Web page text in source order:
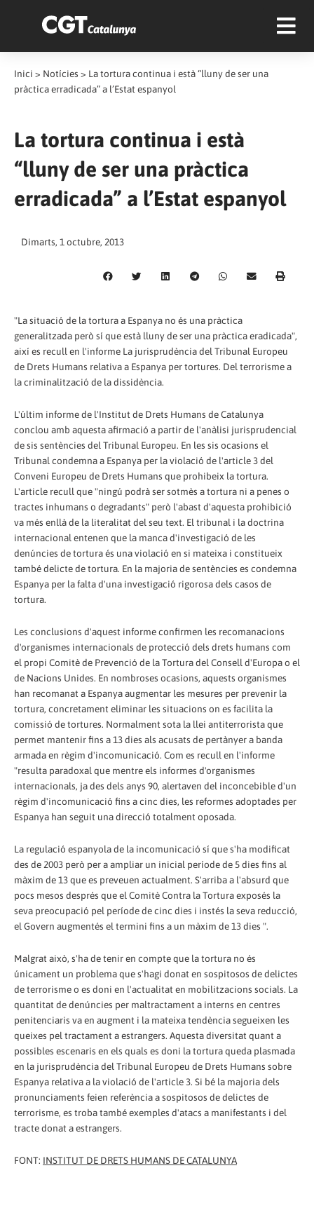
Inici > Notícies > La tortura continua i està “lluny de ser una
pràctica erradicada” a l’Estat espanyol
La tortura continua i està
“lluny de ser una pràctica
erradicada” a l’Estat espanyol
Dimarts, 1 octubre, 2013
"La situació de la tortura a Espanya no és una pràctica
generalitzada però sí que està lluny de ser una pràctica eradicada",
així es recull en l'informe La jurisprudència del Tribunal Europeu
de Drets Humans relativa a Espanya per tortures. Del terrorisme a
la criminalització de la dissidència.
L'últim informe de l'Institut de Drets Humans de Catalunya
conclou amb aquesta afirmació a partir de l'anàlisi jurisprudencial
de sis sentències del Tribunal Europeu. En les sis ocasions el
Tribunal condemna a Espanya per la violació de l'article 3 del
Conveni Europeu de Drets Humans que prohibeix la tortura.
L'article recull que "ningú podrà ser sotmès a tortura ni a penes o
tractes inhumans o degradants" però l'abast d'aquesta prohibició
va més enllà de la literalitat del seu text. El tribunal i la doctrina
internacional entenen que la manca d'investigació de les
denúncies de tortura és una violació en si mateixa i constitueix
també delicte de tortura. En la majoria de sentències es condemna
Espanya per la falta d'una investigació rigorosa dels casos de
tortura.
Les conclusions d'aquest informe confirmen les recomanacions
d'organismes internacionals de protecció dels drets humans com
el propi Comitè de Prevenció de la Tortura del Consell d'Europa o el
de Nacions Unides. En nombroses ocasions, aquests organismes
han recomanat a Espanya augmentar les mesures per prevenir la
tortura, concretament eliminar les situacions on es facilita la
comissió de tortures. Normalment sota la llei antiterrorista que
permet mantenir fins a 13 dies als acusats de pertànyer a banda
armada en règim d'incomunicació. Com es recull en l'informe
"resulta paradoxal que mentre els informes d'organismes
internacionals, ja des dels anys 90, alertaven del inconcebible d'un
règim d'incomunicació fins a cinc dies, les reformes adoptades per
Espanya han seguit una direcció totalment oposada.
La regulació espanyola de la incomunicació sí que s'ha modificat
des de 2003 però per a ampliar un inicial període de 5 dies fins al
màxim de 13 que es preveuen actualment. S'arriba a l'absurd que
pocs mesos després que el Comitè Contra la Tortura exposés la
seva preocupació pel període de cinc dies i instés la seva reducció,
el Govern augmentés el termini fins a un màxim de 13 dies ".
Malgrat això, s'ha de tenir en compte que la tortura no és
únicament un problema que s'hagi donat en sospitosos de delictes
de terrorisme o es doni en l'actualitat en mobilitzacions socials. La
quantitat de denúncies per maltractament a interns en centres
penitenciaris va en augment i la mateixa tendència segueixen les
queixes pel tractament a estrangers. Aquesta diversitat quant a
possibles escenaris en els quals es doni la tortura queda plasmada
en la jurisprudència del Tribunal Europeu de Drets Humans sobre
Espanya relativa a la violació de l'article 3. Si bé la majoria dels
pronunciaments feien referència a sospitosos de delictes de
terrorisme, es troba també exemples d'atacs a manifestants i del
tracte donat a estrangers.
FONT: INSTITUT DE DRETS HUMANS DE CATALUNYA